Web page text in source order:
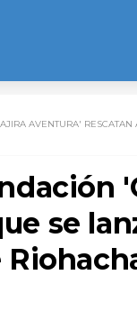
AVENTURA'
se